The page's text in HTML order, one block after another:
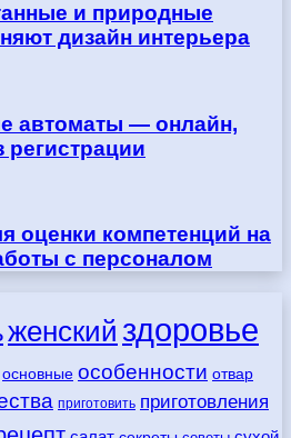
и природные
дизайн интерьера
автоматы — онлайн,
регистрации
оценки компетенций на
с персоналом
женский здоровье
основные особенности отвар
приготовить приготовления